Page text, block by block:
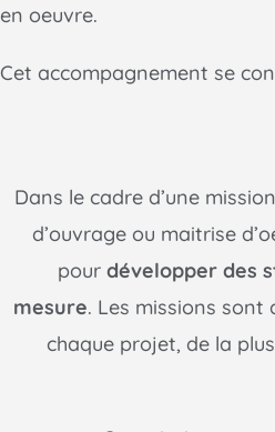
en oeuvre.
Cet accompagnement se
Dans le cadre d’une
d’ouvrage ou maitrise
pour développer des
mesure. Les missions sont
chaque projet, de la